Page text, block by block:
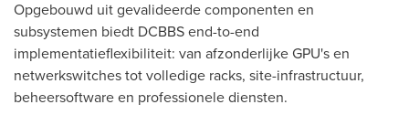
Opgebouwd uit gevalideerde componenten en
subsystemen biedt DCBBS end-to-end
implementatieflexibiliteit: van afzonderlijke GPU's en
netwerkswitches tot volledige racks, site-infrastructuur,
beheersoftware en professionele diensten.